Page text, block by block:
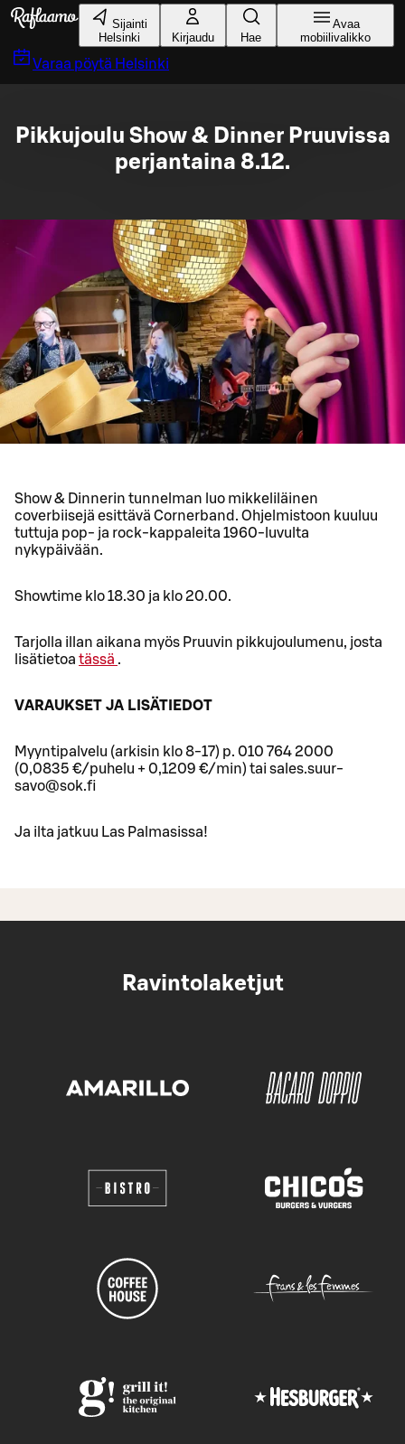
Siirry pääsisältöön
Sijainti
Helsinki
Kirjaudu Hae
Avaa
mobiilivalikko
Varaa pöytä Helsinki
Pikkujoulu Show & Dinner Pruuvissa
perjantaina 8.12.
Show & Dinnerin tunnelman luo mikkeliläinen
coverbiisejä esittävä Cornerband. Ohjelmistoon kuuluu
tuttuja pop- ja rock-kappaleita 1960-luvulta
nykypäivään.
Showtime klo 18.30 ja klo 20.00.
Tarjolla illan aikana myös Pruuvin pikkujoulumenu, josta
lisätietoa tässä .
VARAUKSET JA LISÄTIEDOT
Myyntipalvelu (arkisin klo 8-17) p. 010 764 2000
(0,0835 €/puhelu + 0,1209 €/min) tai sales.suur-
savo@sok.fi
Ja ilta jatkuu Las Palmasissa!
Ravintolaketjut